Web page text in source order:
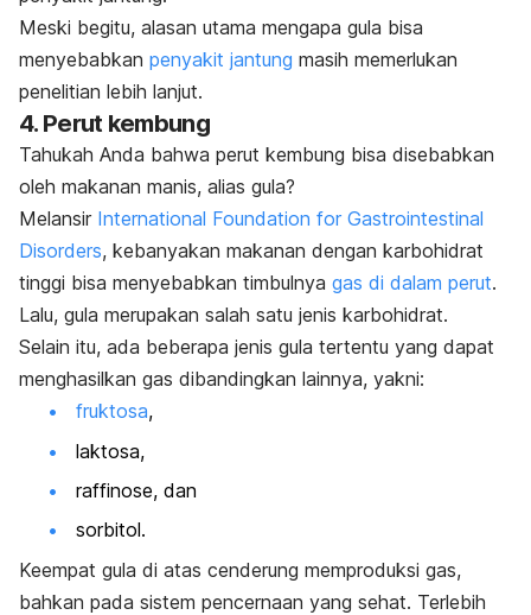
Meski begitu, alasan utama mengapa gula bisa
menyebabkan penyakit jantung masih memerlukan
penelitian lebih lanjut.
4. Perut kembung
Tahukah Anda bahwa perut kembung bisa disebabkan
oleh makanan manis, alias gula?
Melansir International Foundation for Gastrointestinal
Disorders, kebanyakan makanan dengan karbohidrat
tinggi bisa menyebabkan timbulnya gas di dalam perut.
Lalu, gula merupakan salah satu jenis karbohidrat.
Selain itu, ada beberapa jenis gula tertentu yang dapat
menghasilkan gas dibandingkan lainnya, yakni:
fruktosa,
laktosa,
raffinose, dan
sorbitol.
Keempat gula di atas cenderung memproduksi gas,
bahkan pada sistem pencernaan yang sehat. Terlebih